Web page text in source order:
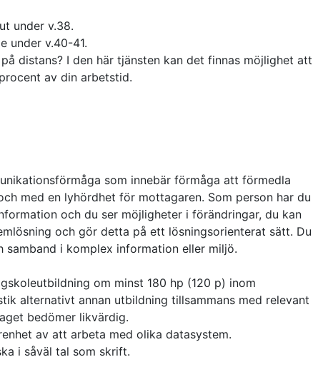
under v.38.
under v.40-41.
distans? I den här tjänsten kan det finnas möjlighet att
av din arbetstid.
som innebär förmåga att förmedla
med en lyhördhet för mottagaren. Som person har du
och du ser möjligheter i förändringar, du kan
och gör detta på ett lösningsorienterat sätt. Du
samband i komplex information eller miljö.
om minst 180 hp (120 p) inom
alternativt annan utbildning tillsammans med relevant
bedömer likvärdig.
av att arbeta med olika datasystem.
i såväl tal som skrift.